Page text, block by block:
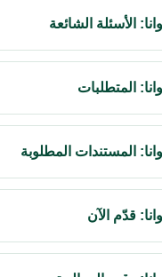
الأسئلة الشائعة
المتطلبات
المستندات المطلوبة
قدّم الآن